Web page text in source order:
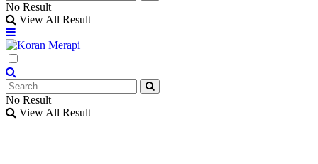
No Result
View All Result
No Result
View All Result